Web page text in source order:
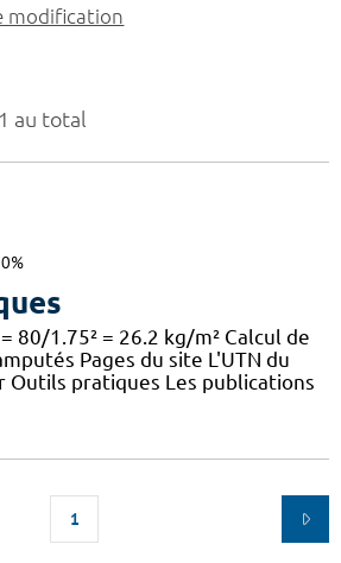
au total
80/1.75² = 26.2 kg/m² Calcul de
Pages du site L'UTN du
pratiques Les publications
1
modification